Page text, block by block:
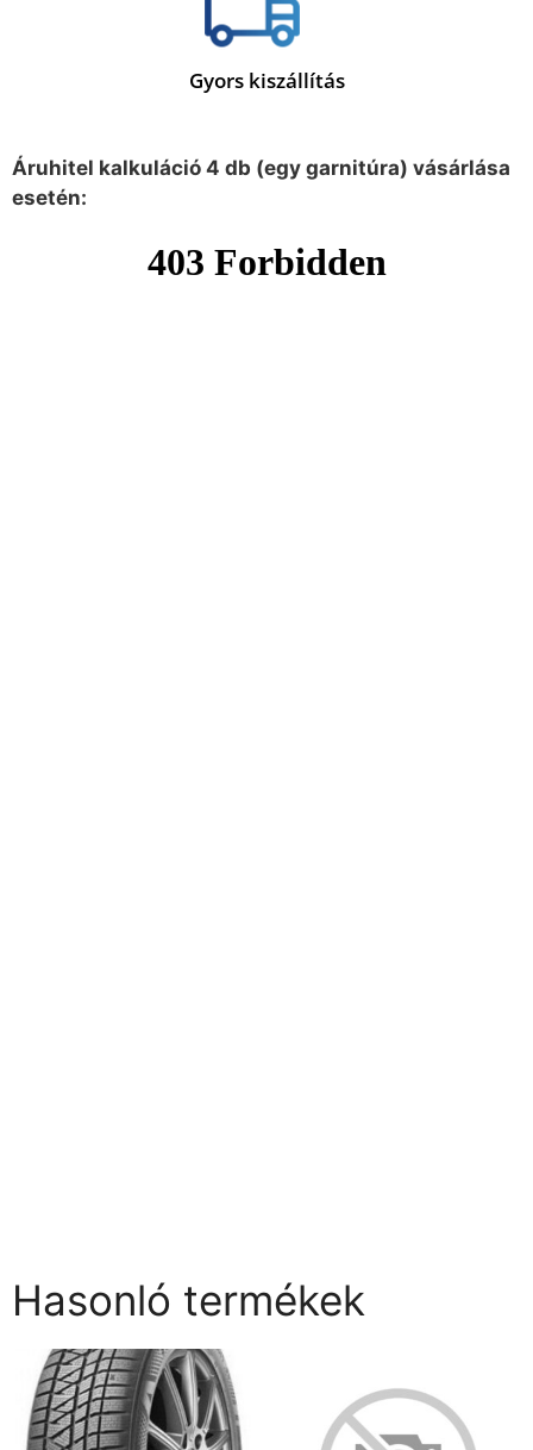
Gyors kiszállítás
Áruhitel kalkuláció 4 db (egy garnitúra) vásárlása
esetén:
Hasonló termékek